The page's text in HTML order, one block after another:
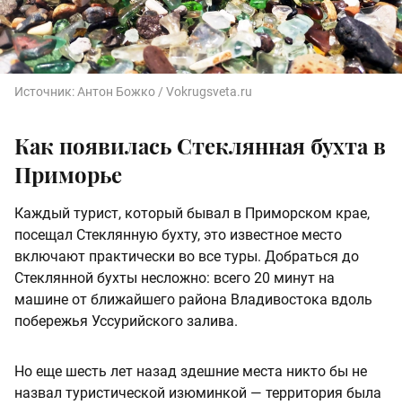
Источник:Антон Божко / Vokrugsveta.ru
Как появилась Стеклянная бухта в
Приморье
Каждый турист, который бывал в Приморском крае,
посещал Стеклянную бухту, это известное место
включают практически во все туры. Добраться до
Стеклянной бухты несложно: всего 20 минут на
машине от ближайшего района Владивостока вдоль
побережья Уссурийского залива.
Но еще шесть лет назад здешние места никто бы не
назвал туристической изюминкой — территория была